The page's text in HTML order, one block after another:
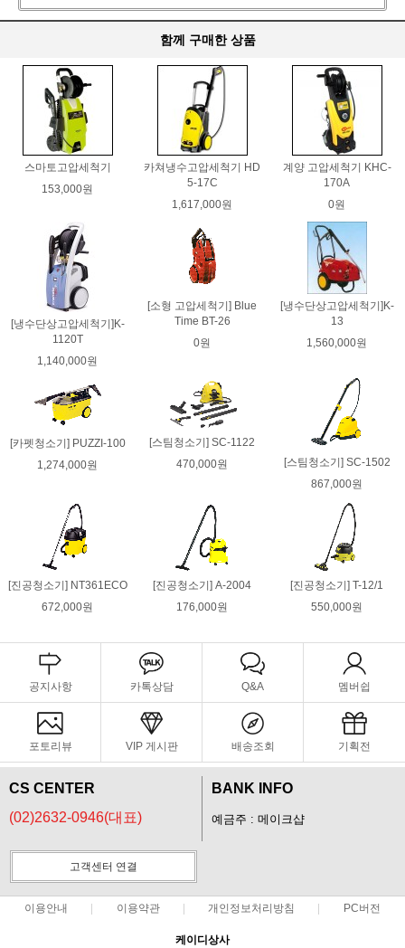
함께 구매한 상품
스마토고압세척기
153,000원
카쳐냉수고압세척기 HD
5-17C
1,617,000원
계양 고압세척기 KHC-
170A
0원
[냉수단상고압세척기]K-
1120T
1,140,000원
[소형 고압세척기] Blue
Time BT-26
0원
[냉수단상고압세척기]K-
13
1,560,000원
[카펫청소기] PUZZI-100
1,274,000원
[스팀청소기] SC-1122
470,000원
[스팀청소기] SC-1502
867,000원
[진공청소기] NT361ECO
672,000원
[진공청소기] A-2004
176,000원
[진공청소기] T-12/1
550,000원
공지사항 카톡상담 Q&A 멤버쉽
포토리뷰 VIP 게시판 배송조회 기획전
CS CENTER
(02)2632-0946(대표)
BANK INFO
예금주 : 메이크샵
고객센터 연결
이용안내 이용약관 개인정보처리방침 PC버전
케이디상사